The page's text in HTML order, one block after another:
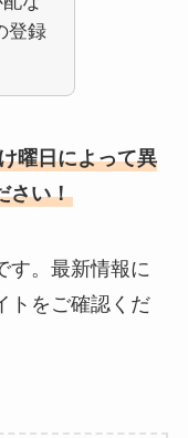
登録
曜日によって異
さい！
す。最新情報に
トをご確認くだ